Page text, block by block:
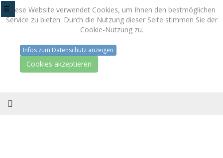
Diese Website verwendet Cookies, um Ihnen den bestmöglichen
Service zu bieten. Durch die Nutzung dieser Seite stimmen Sie der
Cookie-Nutzung zu.
Infos zum Datenschutz anzeigen
Cookies akzeptieren